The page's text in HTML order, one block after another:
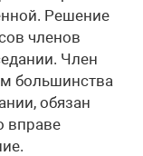
Решение
членов
Член
большинства
обязан
вправе